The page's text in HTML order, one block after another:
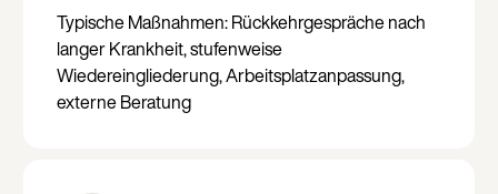
Typische Maßnahmen: Rückkehrgespräche nach
langer Krankheit, stufenweise
Wiedereingliederung, Arbeitsplatzanpassung,
externe Beratung